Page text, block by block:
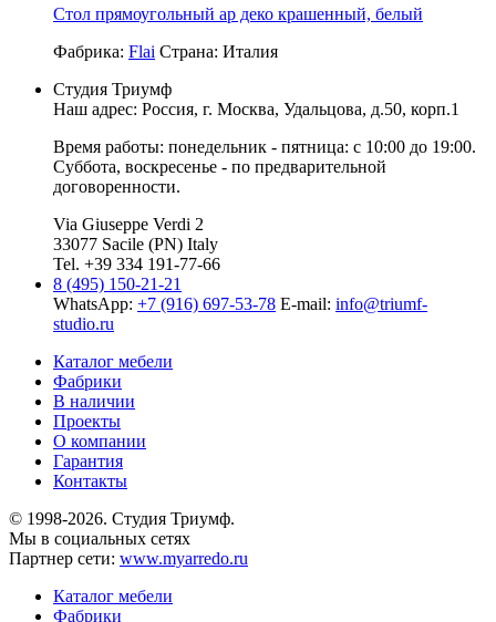
Стол прямоугольный ар деко крашенный, белый
Фабрика: Flai Страна: Италия
Студия Триумф
Наш адрес: Россия, г. Москва, Удальцова, д.50, корп.1
Время работы: понедельник - пятница: с 10:00 до 19:00.
Суббота, воскресенье - по предварительной
договоренности.
Via Giuseppe Verdi 2
33077 Sacile (PN) Italy
Tel. +39 334 191-77-66
8 (495) 150-21-21
WhatsApp: +7 (916) 697-53-78 E-mail: info@triumf-
studio.ru
Каталог мебели
Фабрики
В наличии
Проекты
О компании
Гарантия
Контакты
© 1998-2026. Студия Триумф.
Мы в социальных сетях
Партнер сети: www.myarredo.ru
Каталог мебели
Фабрики